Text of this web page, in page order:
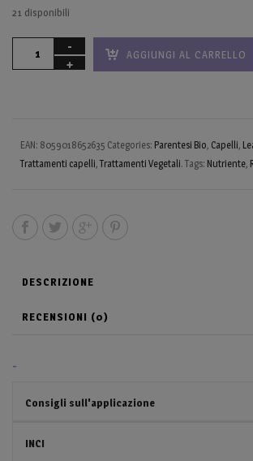
21 disponibili
AGGIUNGI AL CARRELLO
EAN: 8059018652635 Categories: Parentesi Bio, Capelli,
Trattamenti capelli,Trattamenti Vegetali. Tags: Nutriente,
DESCRIZIONE
RECENSIONI (0)
-
Consigli sull'applicazione
INCI